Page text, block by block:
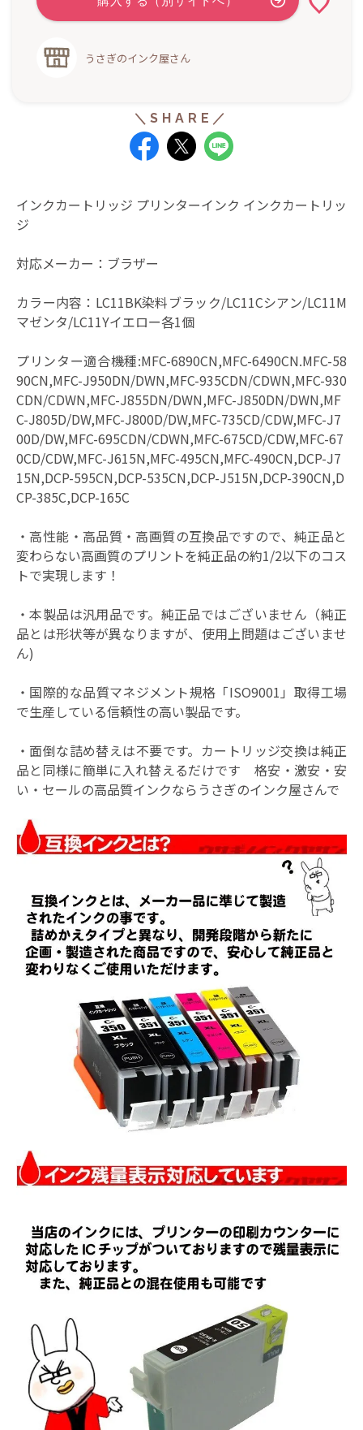
うさぎのインク屋さん
インクカートリッジ プリンターインク インクカートリッ
ジ
対応メーカー：ブラザー
カラー内容：LC11BK染料ブラック/LC11Cシアン/LC11M
マゼンタ/LC11Yイエロー各1個
プリンター適合機種:MFC-6890CN,MFC-6490CN.MFC-58
90CN,MFC-J950DN/DWN,MFC-935CDN/CDWN,MFC-930
CDN/CDWN,MFC-J855DN/DWN,MFC-J850DN/DWN,MF
C-J805D/DW,MFC-J800D/DW,MFC-735CD/CDW,MFC-J7
00D/DW,MFC-695CDN/CDWN,MFC-675CD/CDW,MFC-67
0CD/CDW,MFC-J615N,MFC-495CN,MFC-490CN,DCP-J7
15N,DCP-595CN,DCP-535CN,DCP-J515N,DCP-390CN,D
CP-385C,DCP-165C
・高性能・高品質・高画質の互換品ですので、純正品と
変わらない高画質のプリントを純正品の約1/2以下のコス
トで実現します！
・本製品は汎用品です。純正品ではございません（純正
品とは形状等が異なりますが、使用上問題はございませ
ん)
・国際的な品質マネジメント規格「ISO9001」取得工場
で生産している信頼性の高い製品です。
・面倒な詰め替えは不要です。カートリッジ交換は純正
品と同様に簡単に入れ替えるだけです 格安・激安・安
い・セールの高品質インクならうさぎのインク屋さんで